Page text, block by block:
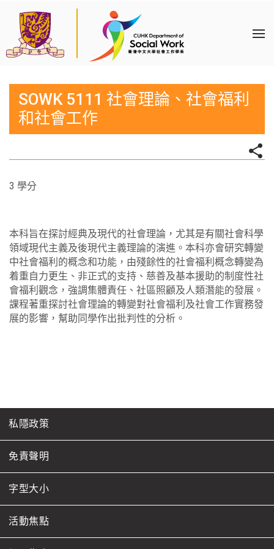
SOWK 5111 社會理論、社會福利
和社會工作
3 學分
本科旨在探討經典及現代的社會理論，尤其是有關社會科學
領域現代主義及後現代主義理論的演進。本科亦會研究轉變
中社會福利的概念和功能，由殘餘性的社會福利概念轉變為
着重自力更生、非正式的支持、慈善及基本援助的制度性社
會福利觀念，強調集體責任、社區照顧及人類潛能的發展。
課程著重探討社會理論的轉變對社會福利及社會工作實務發
展的影響，幫助同學作出批判性的分析。
私隱政策
免責聲明
字型大小
活動焦點